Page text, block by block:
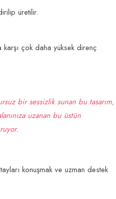
üretilir.
çok daha yüksek direnç
bir sessizlik sunan bu tasarım,
uzanan bu üstün
konuşmak ve uzman destek